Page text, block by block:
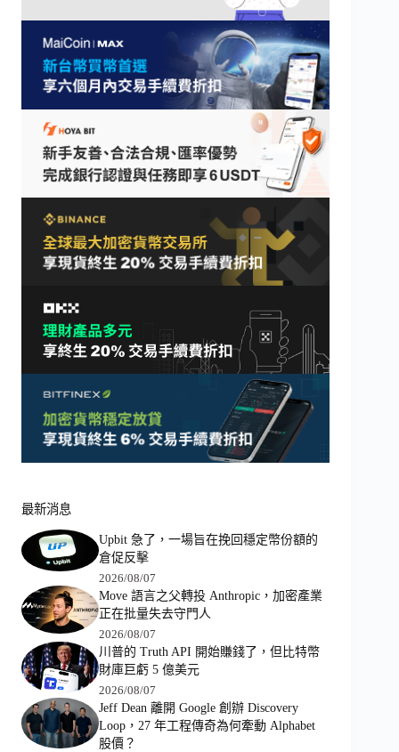
最新消息
Upbit 急了，一場旨在挽回穩定幣份額的
倉促反擊
2026/08/07
Move 語言之父轉投 Anthropic，加密產業
正在批量失去守門人
2026/08/07
川普的 Truth API 開始賺錢了，但比特幣
財庫巨虧 5 億美元
2026/08/07
Jeff Dean 離開 Google 創辦 Discovery
Loop，27 年工程傳奇為何牽動 Alphabet
股價？